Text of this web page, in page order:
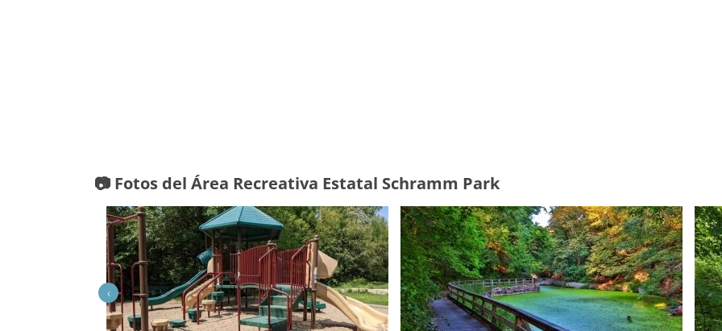
📷 Fotos del Área Recreativa Estatal Schramm Park
‹